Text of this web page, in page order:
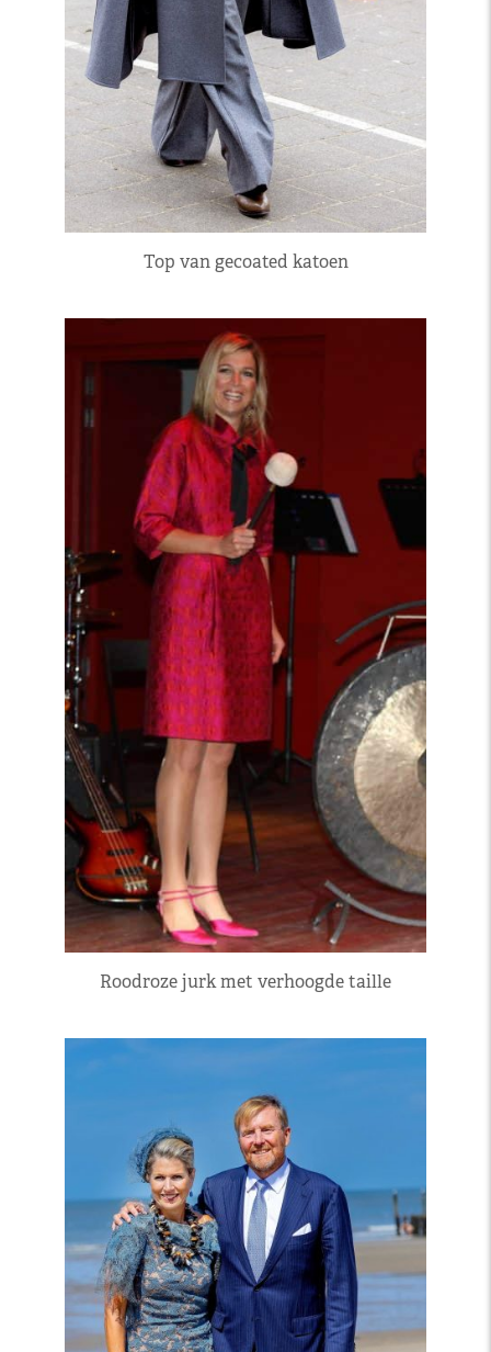
Top van gecoated katoen
Roodroze jurk met verhoogde taille